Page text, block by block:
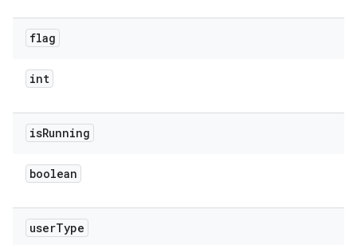
flag
int
isRunning
boolean
userType